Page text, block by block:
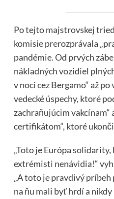
Po tejto majstrovskej
komisie prerozprávala
pandémie. Od prvých
nákladných vozidiel
v noci cez Bergamo“ až
vedecké úspechy, ktoré
zachraňujúcim vakcínam“
certifikátom“, ktoré
„Toto je Európa
extrémisti nenávidia!“
„A toto je pravdivý príbeh
na ňu mali byť hrdí a